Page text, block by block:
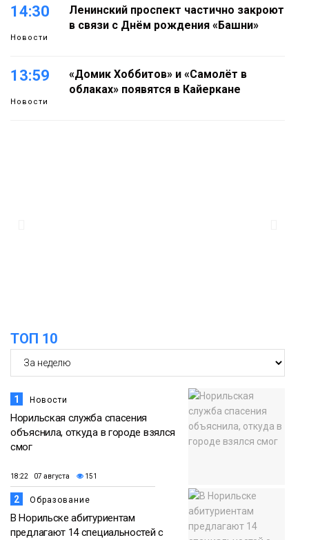
14:30
Новости
Ленинский проспект частично закроют
в связи с Днём рождения «Башни»
13:59
Новости
«Домик Хоббитов» и «Самолёт в
облаках» появятся в Кайеркане
ТОП 10
1 Новости
Норильская служба спасения
объяснила, откуда в городе взялся
смог
18:22 07 августа 151
2 Образование
В Норильске абитуриентам
предлагают 14 специальностей с